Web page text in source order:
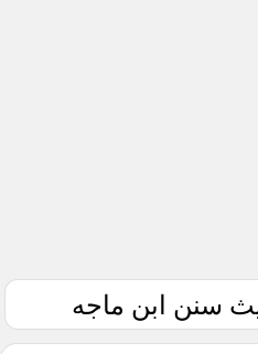
سنن ابن ماجه